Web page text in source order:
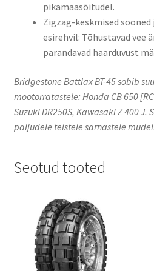
pikamaasõitudel.
Zigzag-keskmised
esirehvil: Tõhustavad vee
parandavad haarduvust
Bridgestone Battlax BT-45 sobib
mootorratastele: Honda CB 650
Suzuki DR250S, Kawasaki Z 400 J.
paljudele teistele sarnastele
Seotud tooted